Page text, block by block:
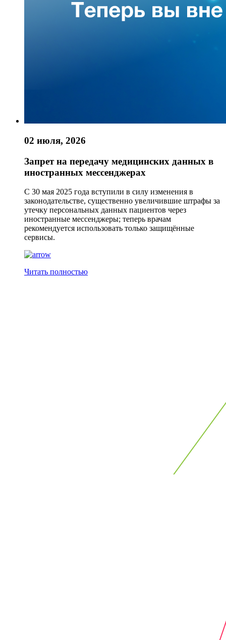
02 июля, 2026
Запрет на передачу медицинских данных в
иностранных мессенджерах
С 30 мая 2025 года вступили в силу изменения в
законодательстве, существенно увеличившие штрафы за
утечку персональных данных пациентов через
иностранные мессенджеры; теперь врачам
рекомендуется использовать только защищённые
сервисы.
Читать полностью